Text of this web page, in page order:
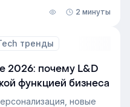
Сегодня программа для
2 минуты
тренды
2026: почему L&D
функцией бизнеса
новые